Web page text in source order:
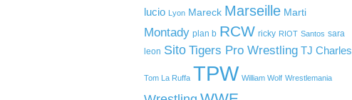
lucio Lyon Mareck Marseille Marti
Montady plan b RCW ricky RIOT Santos sara
leon Sito Tigers Pro Wrestling TJ Charles
Tom La Ruffa TPW William Wolf Wrestlemania